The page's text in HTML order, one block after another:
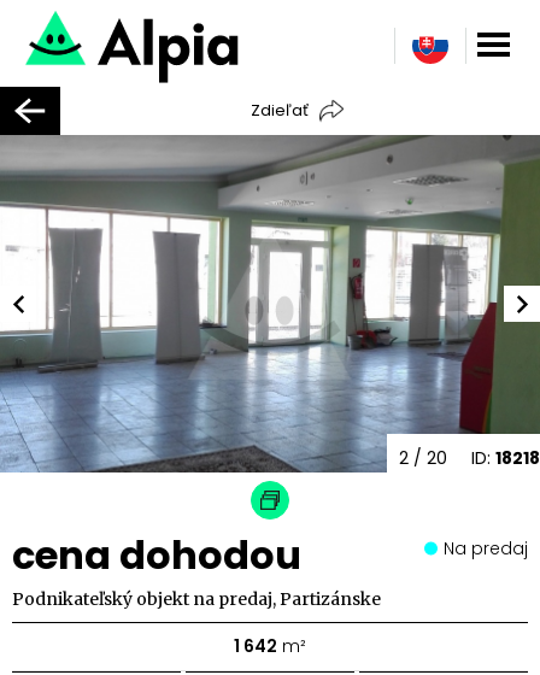
Zdieľať
ID: 18218
2 / 20
cena dohodou Na predaj
Podnikateľský objekt na predaj, Partizánske
1 642 m²